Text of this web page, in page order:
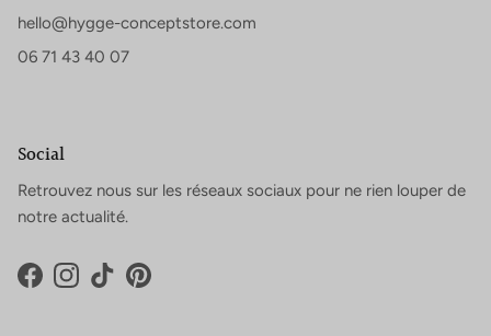
hello@hygge-conceptstore.com
06 71 43 40 07
Social
Retrouvez nous sur les réseaux sociaux pour ne rien louper de
notre actualité.
FacebookInstagram
TikTokPinterest